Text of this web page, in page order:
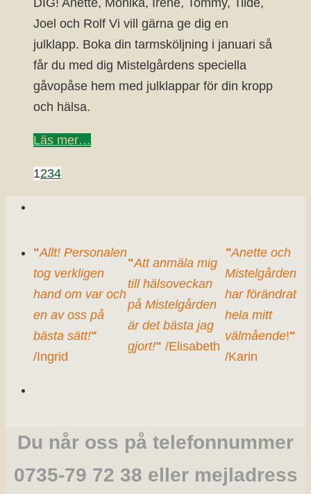
Joel och Rolf Vi vill gärna ge dig en
julklapp. Boka din tarmsköljning i januari så
får du med dig Mistelgårdens speciella
gåvopåse hem med julklappar för din kropp
och hälsa.
Läs mer…
1234
"Allt! Personalen
tog verkligen
hand om var och
en av oss på
bästa sätt!"
/Ingrid
"Att anmäla mig
till hälsoveckan
på Mistelgården
är det bästa jag
gjort!" /Elisabeth
"Anette och
Mistelgården
har förändrat
hela mitt
välmående!"
/Karin
Du når oss på telefonnummer
0735-79 72 38 eller mejladress